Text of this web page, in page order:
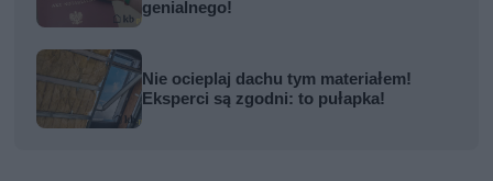
genialnego!
Nie ocieplaj dachu tym materiałem!
Eksperci są zgodni: to pułapka!